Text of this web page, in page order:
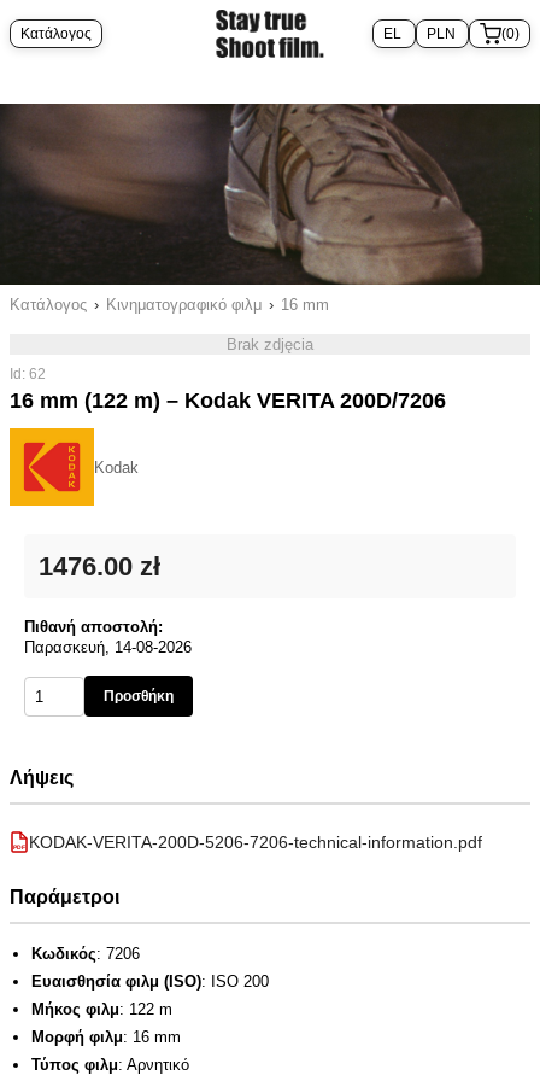
Κατάλογος (0)
Κατάλογος › Κινηματογραφικό φιλμ › 16 mm
Brak zdjęcia
Id: 62
16 mm (122 m) – Kodak VERITA 200D/7206
Kodak
1476.00 zł
Πιθανή αποστολή:
Παρασκευή, 14-08-2026
Προσθήκη
Λήψεις
PDF KODAK-VERITA-200D-5206-7206-technical-information.pdf
Παράμετροι
Κωδικός: 7206
Ευαισθησία φιλμ (ISO): ISO 200
Μήκος φιλμ: 122 m
Μορφή φιλμ: 16 mm
Τύπος φιλμ: Αρνητικό